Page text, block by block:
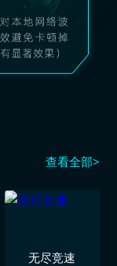
查看全部>
无尽竞速